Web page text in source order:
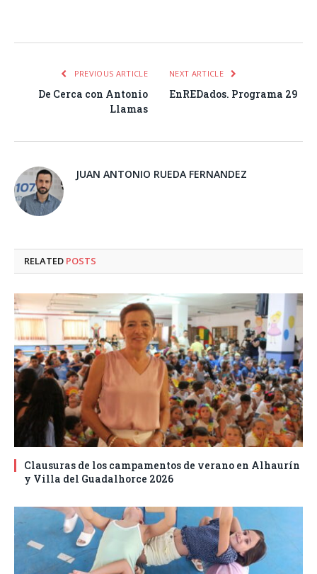
PREVIOUS ARTICLE
De Cerca con Antonio
Llamas
NEXT ARTICLE
EnREDados. Programa 29
JUAN ANTONIO RUEDA FERNANDEZ
RELATED POSTS
Clausuras de los campamentos de verano en Alhaurín
y Villa del Guadalhorce 2026